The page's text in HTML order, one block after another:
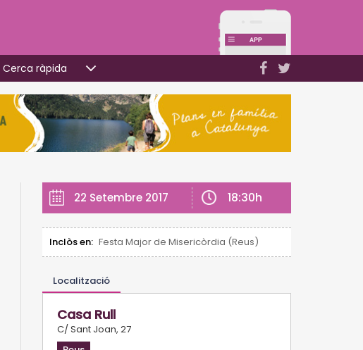
Cerca ràpida
22 Setembre 2017 18:30h
Inclòs en: Festa Major de Misericòrdia (Reus)
Localització
Casa Rull
C/ Sant Joan, 27